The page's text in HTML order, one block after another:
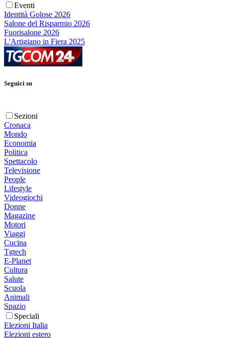
Eventi
Identità Golose 2026
Salone del Risparmio 2026
Fuorisalone 2026
L'Artigiano in Fiera 2025
Seguici su
Sezioni
Cronaca
Mondo
Economia
Politica
Spettacolo
Televisione
People
Lifestyle
Videogiochi
Donne
Magazine
Motori
Viaggi
Cucina
Tgtech
E-Planet
Cultura
Salute
Scuola
Animali
Spazio
Speciali
Elezioni Italia
Elezioni estero